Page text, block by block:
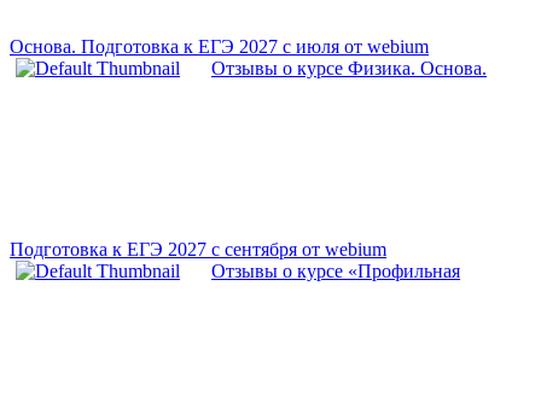
Основа. Подготовка к ЕГЭ 2027 с июля от webium
Отзывы о курсе Физика. Основа.
Подготовка к ЕГЭ 2027 с сентября от webium
Отзывы о курсе «Профильная